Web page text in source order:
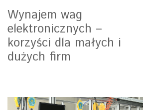
Wynajem wag
elektronicznych –
korzyści dla małych i
dużych firm